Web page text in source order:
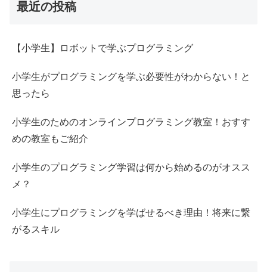
最近の投稿
【小学生】ロボットで学ぶプログラミング
小学生がプログラミングを学ぶ必要性がわからない！と
思ったら
小学生のためのオンラインプログラミング教室！おすす
めの教室もご紹介
小学生のプログラミング学習は何から始めるのがオスス
メ？
小学生にプログラミングを学ばせるべき理由！将来に繋
がるスキル